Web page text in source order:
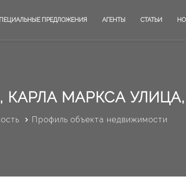
ПРЕДЛОЖЕНИЯ АГЕНТЫ СТАТЬИ
МАРКСА УЛИЦА,
Профиль объекта недвижимости